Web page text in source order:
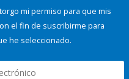
mi permiso para que mis
el fin de suscribirme para
he seleccionado.